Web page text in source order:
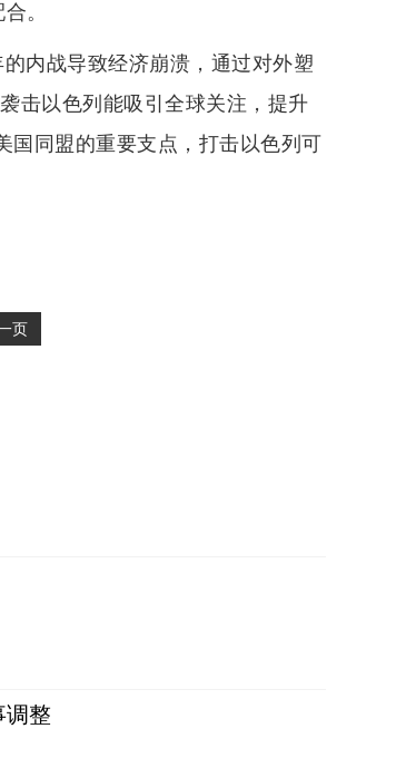
。
内战导致经济崩溃，通过对外塑
击以色列能吸引全球关注，提升
国同盟的重要支点，打击以色列可
页
调整